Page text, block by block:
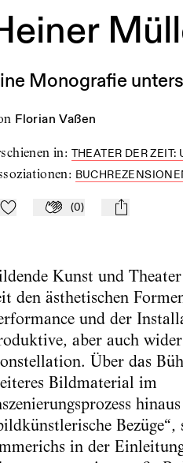
Monografie
Florian Vaßen
in: THEATER DER
:
Mein-TdZ hinzufügen
Applaudieren
(0) mail
hinzufügen
Kunst und
den ästhetischen
und der
aber auch
Über das
Bildmaterial im
Bezüge“,
in der